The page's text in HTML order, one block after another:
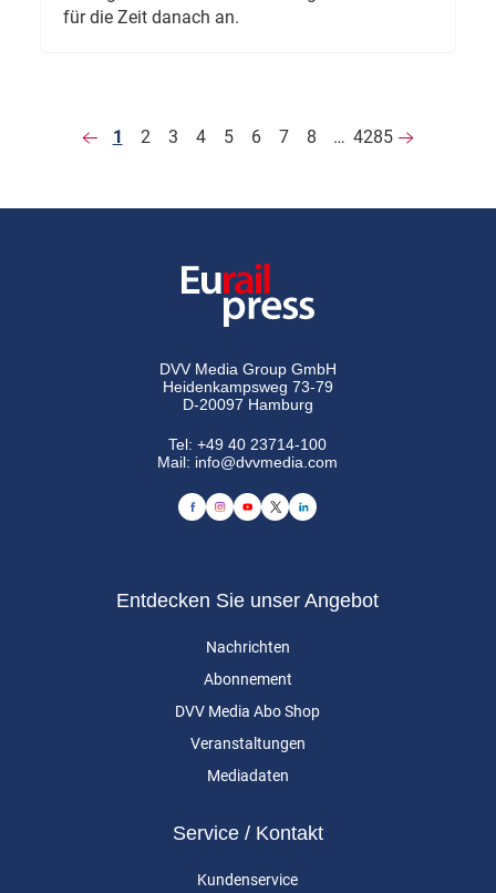
für die Zeit danach an.
1 2 3 4 5 6 7 8 … 4285
DVV Media Group GmbH
Heidenkampsweg 73-79
D-20097 Hamburg
Tel:+49 40 23714-100
Mail: info@dvvmedia.com
Entdecken Sie unser Angebot
Nachrichten
Abonnement
DVV Media Abo Shop
Veranstaltungen
Mediadaten
Service / Kontakt
Kundenservice